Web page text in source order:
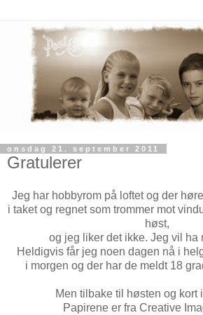
onsdag 21. september 2011
Gratulerer
Jeg har hobbyrom på loftet og der
i taket og regnet som trommer mot
høst,
og jeg liker det ikke. Jeg vil ha
Heldigvis får jeg noen dagen nå i
i morgen og der har de meldt 18
Men tilbake til høsten og kort
Papirene er fra Creative